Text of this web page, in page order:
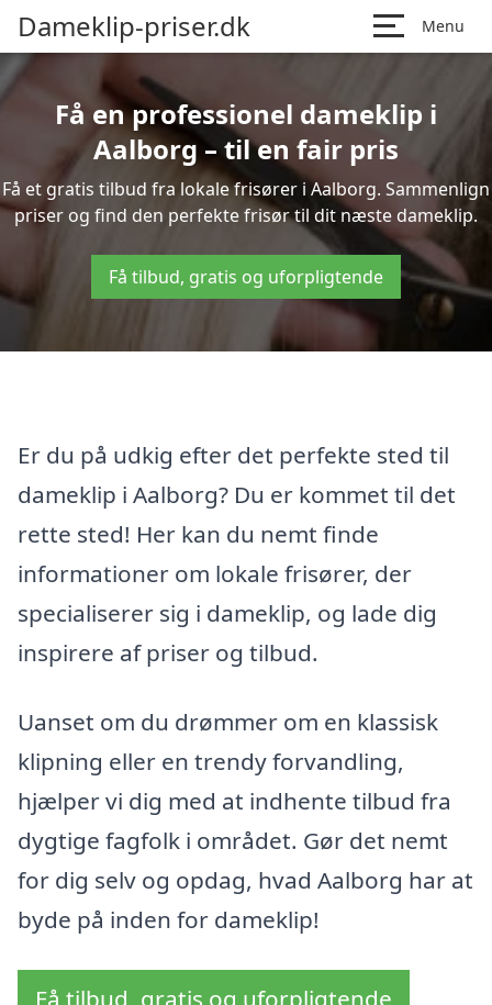
Dameklip-priser.dk Menu
Få en professionel dameklip i
Aalborg – til en fair pris
Få et gratis tilbud fra lokale frisører i Aalborg. Sammenlign
priser og find den perfekte frisør til dit næste dameklip.
Få tilbud, gratis og uforpligtende
Er du på udkig efter det perfekte sted til
dameklip i Aalborg? Du er kommet til det
rette sted! Her kan du nemt finde
informationer om lokale frisører, der
specialiserer sig i dameklip, og lade dig
inspirere af priser og tilbud.
Uanset om du drømmer om en klassisk
klipning eller en trendy forvandling,
hjælper vi dig med at indhente tilbud fra
dygtige fagfolk i området. Gør det nemt
for dig selv og opdag, hvad Aalborg har at
byde på inden for dameklip!
Få tilbud, gratis og uforpligtende